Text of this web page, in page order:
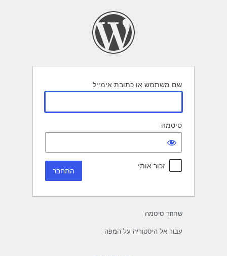
שם משתמש או כתובת אימייל
סיסמה
זכור אותי
שחזור סיסמה
עבור אל היסטוריה על המפה